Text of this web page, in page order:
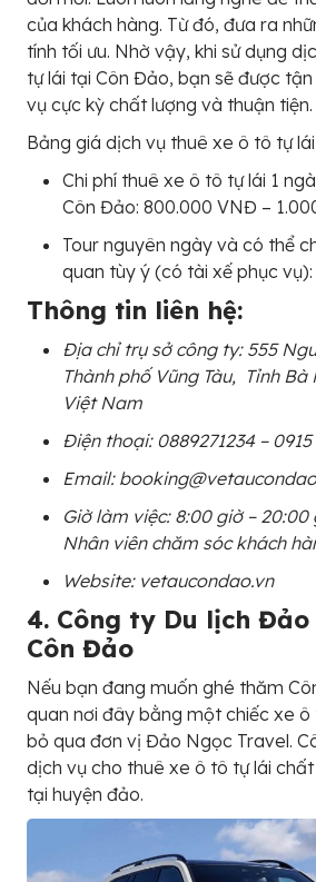
của khách hàng. Từ đó, đưa ra
tính tối ưu. Nhờ vậy, khi sử dụng
tự lái tại Côn Đảo, bạn sẽ được
vụ cực kỳ chất lượng và thuận tiện.
Bảng giá dịch vụ thuê xe ô tô tự lái
Chi phí thuê xe ô tô tự lái 1
Côn Đảo: 800.000 VNĐ –
Tour nguyên ngày và có thể
quan tùy ý (có tài xế phục
Thông tin liên hệ:
Địa chỉ trụ sở công ty: 555
Thành phố Vũng Tàu, Tỉnh Bà
Việt Nam
Điện thoại: 0889271234 – 0915
Email:
Giờ làm việc: 8:00 giờ – 20:00
Nhân viên chăm sóc khách
Website: vetaucondao.vn
4. Công ty Du lịch
Côn Đảo
Nếu bạn đang muốn ghé thăm
quan nơi đây bằng một chiếc xe ô
bỏ qua đơn vị Đảo Ngọc Travel.
dịch vụ cho thuê xe ô tô tự lái
tại huyện đảo.